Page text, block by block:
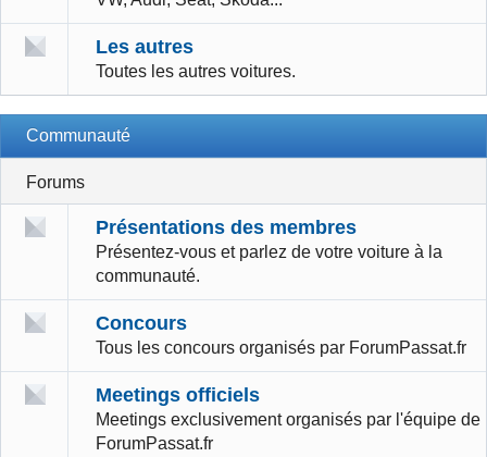
Les autres
Toutes les autres voitures.
Communauté
Forums
Présentations des membres
Présentez-vous et parlez de votre voiture à la
communauté.
Concours
Tous les concours organisés par ForumPassat.fr
Meetings officiels
Meetings exclusivement organisés par l'équipe de
ForumPassat.fr